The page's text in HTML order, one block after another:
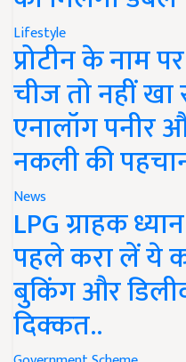
Lifestyle
प्रोटीन के नाम
चीज तो नहीं खा
एनालॉग
नकली की
News
LPG ग्राहक
पहले करा लें ये
बुकिंग और
दिक्कत..